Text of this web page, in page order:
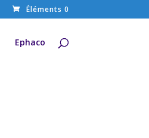
Éléments 0
Ephaco